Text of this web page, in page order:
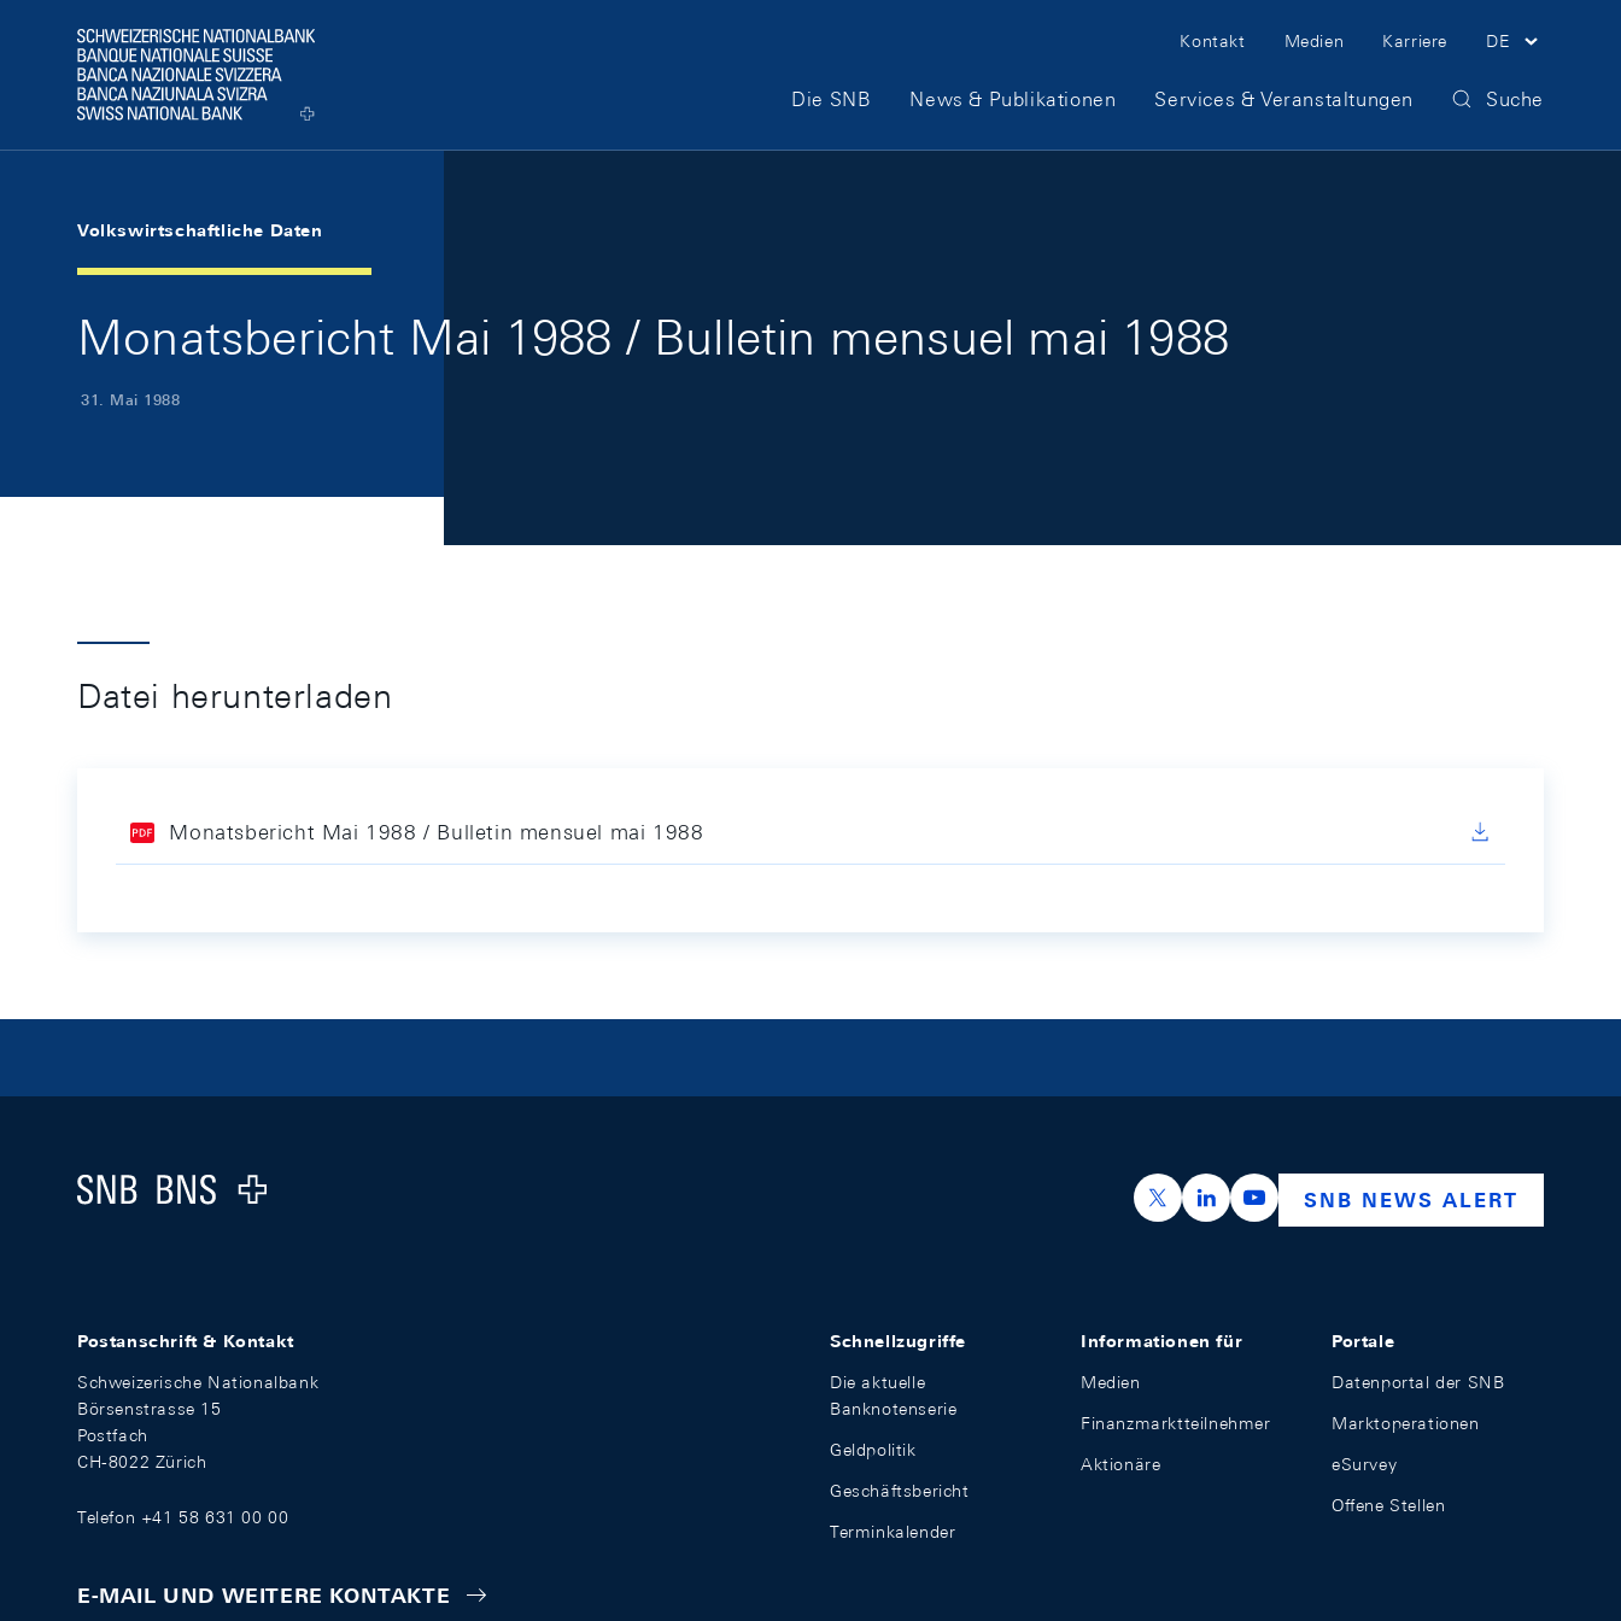
Logo
Meta Navigation
Kontakt Medien Karriere DE
Hauptnavigation
Die SNB News & Publikationen Services & Veranstaltungen Suche
Volkswirtschaftliche Daten
Monatsbericht Mai 1988 / Bulletin mensuel mai 1988
31. Mai 1988
Datei herunterladen
Monatsbericht Mai 1988 / Bulletin mensuel mai 1988
Logo
https://x.com/snb_bns
https://ch.linkedin.com/company/swiss-
https://www.youtube.com/
SNB NEWS ALERT
Postanschrift & Kontakt
Schweizerische Nationalbank
Börsenstrasse 15
Postfach
CH-8022 Zürich
Telefon +41 58 631 00 00
E-MAIL UND WEITERE KONTAKTE
Schnellzugriffe
Die aktuelle
Banknotenserie
Geldpolitik
Geschäftsbericht
Terminkalender
Informationen für
Medien
Finanzmarktteilnehmer
Aktionäre
Portale
Datenportal der SNB
Marktoperationen
eSurvey
Offene Stellen